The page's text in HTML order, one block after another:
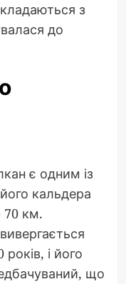
з
до
є одним із
кальдера
70 км.
і його
що